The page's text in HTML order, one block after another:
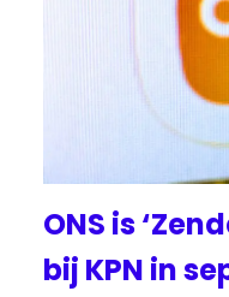
ONS is
bij KPN in